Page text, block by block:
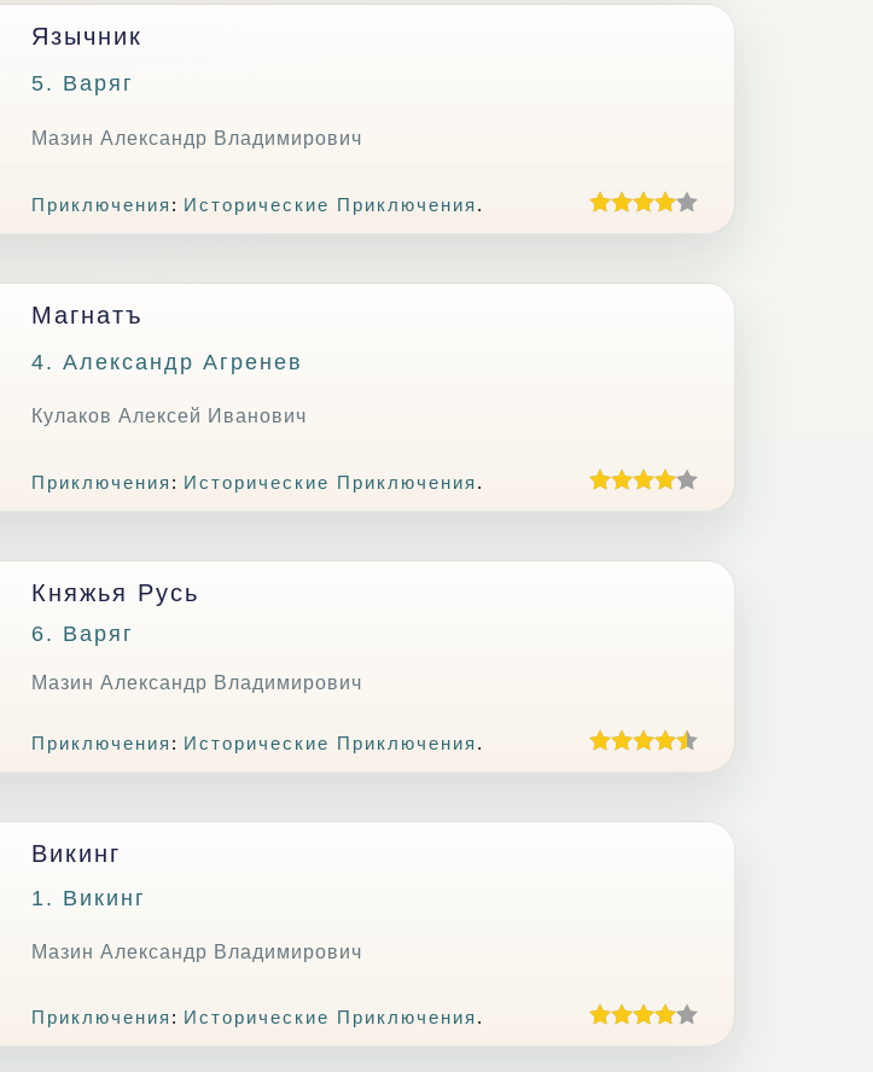
Язычник
5. Варяг
Мазин Александр Владимирович
Приключения : Исторические Приключения .
Магнатъ
4. Александр Агренев
Кулаков Алексей Иванович
Приключения : Исторические Приключения .
Княжья Русь
6. Варяг
Мазин Александр Владимирович
Приключения : Исторические Приключения .
Викинг
1. Викинг
Мазин Александр Владимирович
Приключения : Исторические Приключения .